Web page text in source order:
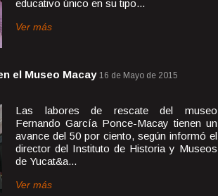
educativo único en su tipo...
Ver más
el Museo Macay 16 de Mayo de 2015
Las labores de rescate del museo
Fernando García Ponce-Macay tienen un
avance del 50 por ciento, según informó el
director del Instituto de Historia y Museos
de Yucat&a...
Ver más